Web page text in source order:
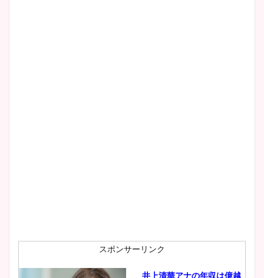
肉も凄い！
スポンサーリンク
井上清華アナの年収は億越